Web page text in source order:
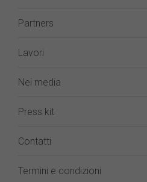
Partners
Lavori
Nei media
Press kit
Contatti
Termini e condizioni